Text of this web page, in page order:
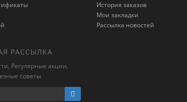
История заказов
Мои закладки
Рассылка новостей
РАССЫЛКА
Регулярные акции,
советы